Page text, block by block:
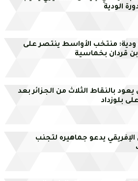
الودية
ودية: منتخب الأواسط ينتصر على
بن قردان بخماسية
يعود بالنقاط الثلاث من الجزائر بعد
بلوزداد
الإفريقي يدعو جماهيره لتجنب